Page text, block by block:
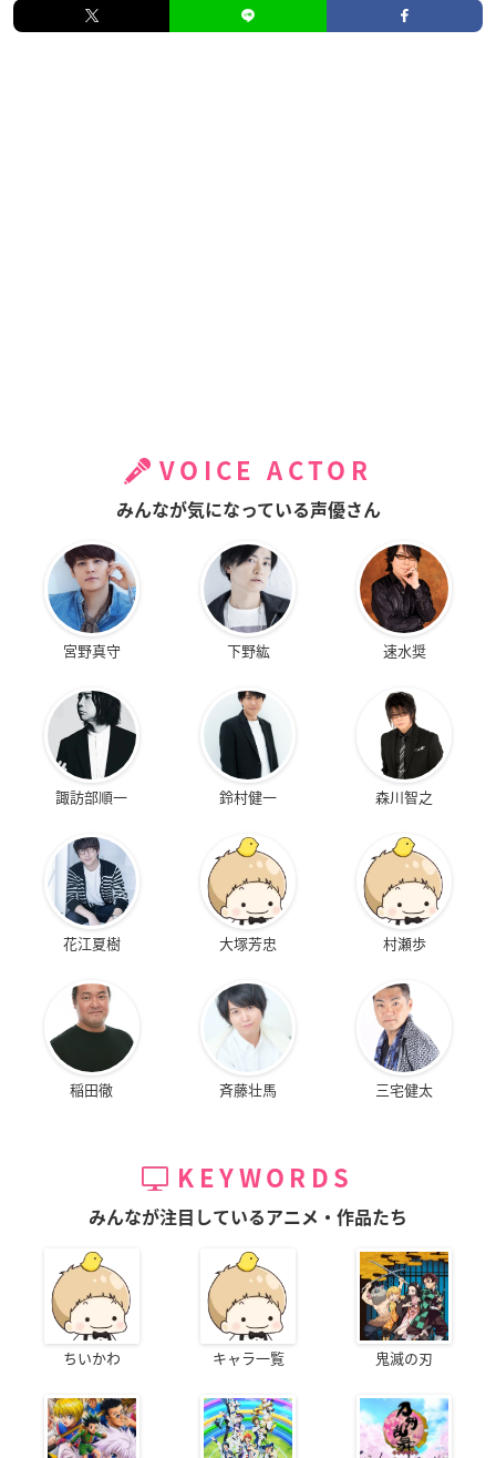
VOICE ACTOR
みんなが気になっている声優さん
宮野真守 下野紘 速水奨
諏訪部順一 鈴村健一 森川智之
花江夏樹 大塚芳忠 村瀬歩
稲田徹 斉藤壮馬 三宅健太
KEYWORDS
みんなが注目しているアニメ・作品たち
ちいかわ キャラ一覧 鬼滅の刃